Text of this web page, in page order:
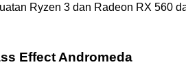
Ryzen 3 dan Radeon RX 560
Effect Andromeda